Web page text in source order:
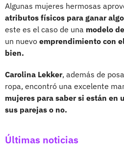
Algunas mujeres hermosas
atributos físicos para ganar
este es el caso de una modelo
un nuevo emprendimiento con
bien.
Carolina Lekker, además de
ropa, encontró una excelente
mujeres para saber si están en
sus parejas o no.
Últimas noticias